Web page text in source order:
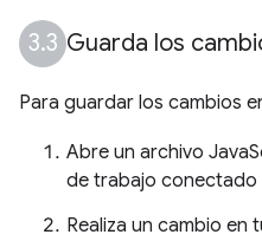
Guarda los
Para guardar los cambios
Abre un archivo
de trabajo conectado
Realiza un cambio en